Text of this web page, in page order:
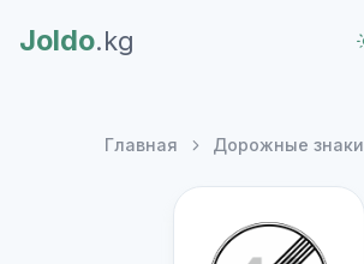
Joldo.kg
Главная Дорожные знаки